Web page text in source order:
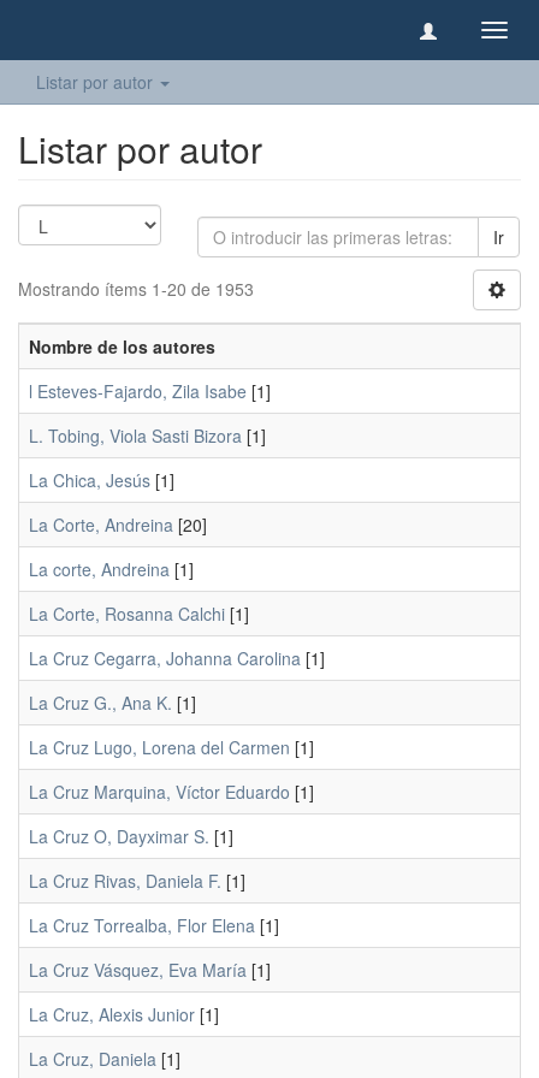
Listar por autor
Listar por autor
Ir
Mostrando ítems 1-20 de 1953
Nombre de los autores
l Esteves-Fajardo, Zila Isabe [1]
L. Tobing, Viola Sasti Bizora [1]
La Chica, Jesús [1]
La Corte, Andreina [20]
La corte, Andreina [1]
La Corte, Rosanna Calchi [1]
La Cruz Cegarra, Johanna Carolina [1]
La Cruz G., Ana K. [1]
La Cruz Lugo, Lorena del Carmen [1]
La Cruz Marquina, Víctor Eduardo [1]
La Cruz O, Dayximar S. [1]
La Cruz Rivas, Daniela F. [1]
La Cruz Torrealba, Flor Elena [1]
La Cruz Vásquez, Eva María [1]
La Cruz, Alexis Junior [1]
La Cruz, Daniela [1]